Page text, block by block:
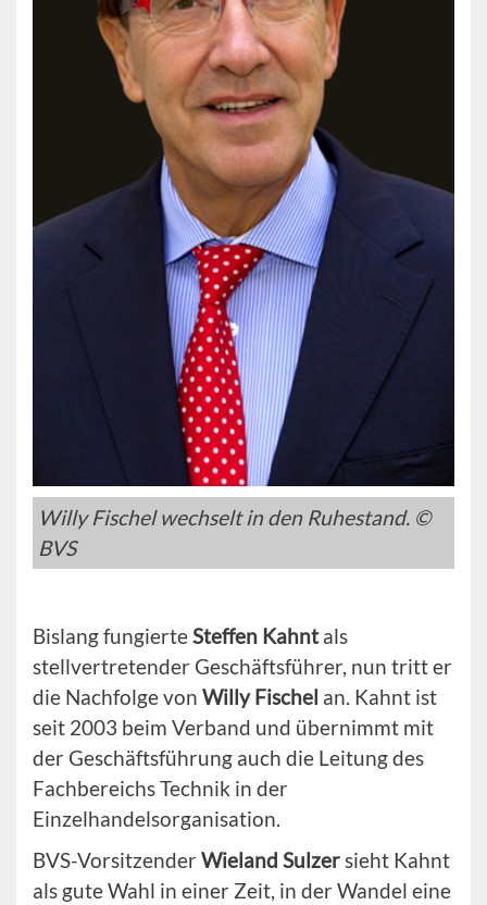
Willy Fischel wechselt in den Ruhestand. ©
BVS
Bislang fungierteSteffen Kahntals
stellvertretender Geschäftsführer, nun tritt er
die Nachfolge von Willy Fischel an. Kahnt ist
seit 2003 beim Verband und übernimmt mit
der Geschäftsführung auch die Leitung des
Fachbereichs Technik in der
Einzelhandelsorganisation.
BVS-VorsitzenderWieland Sulzer sieht Kahnt
als gute Wahl in einer Zeit, in der Wandel eine